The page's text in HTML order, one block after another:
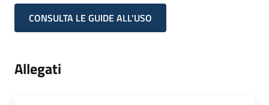
CONSULTA LE GUIDE ALL'USO
Allegati